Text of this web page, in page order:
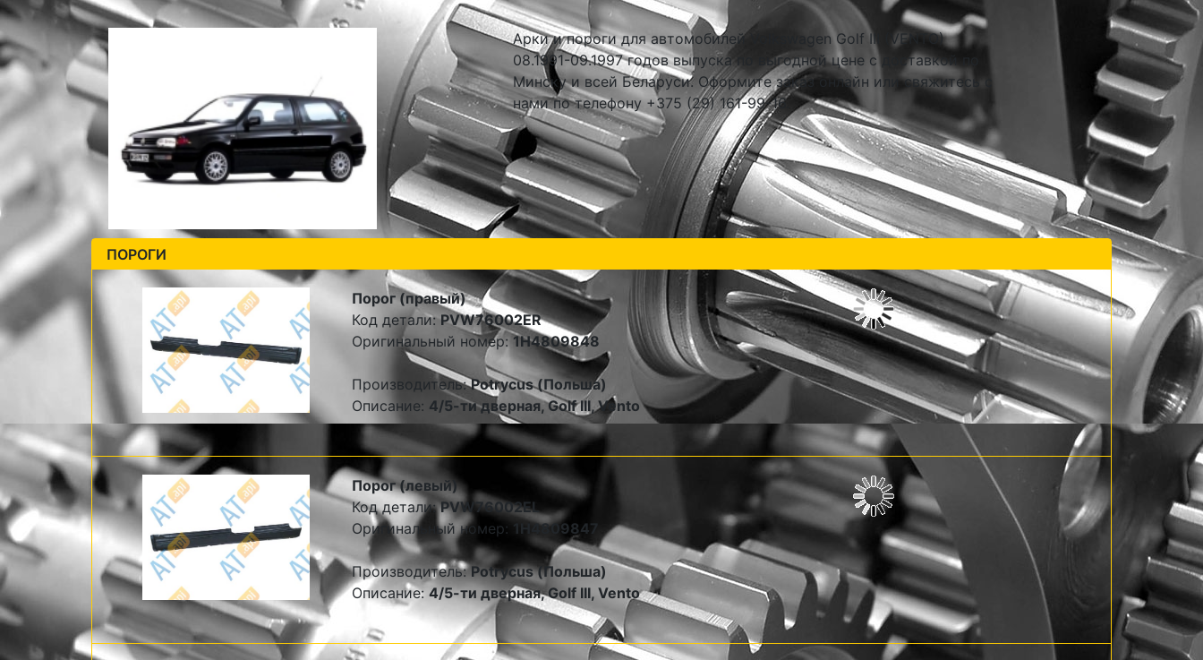
Арки и пороги для автомобилей Volkswagen Golf III (VENTO)
08.1991-09.1997 годов выпуска по выгодной цене с доставкой по
Минску и всей Беларуси. Оформите заказ онлайн или свяжитесь с
нами по телефону +375 (29) 161-99-16.
ПОРОГИ
Порог (правый)
Код детали:PVW76002ER
Оригинальный номер: 1H4809848
Производитель:Potrycus (Польша)
Описание: 4/5-ти дверная, Golf III, Vento
Порог (левый)
Код детали:PVW76002EL
Оригинальный номер: 1H4809847
Производитель:Potrycus (Польша)
Описание: 4/5-ти дверная, Golf III, Vento